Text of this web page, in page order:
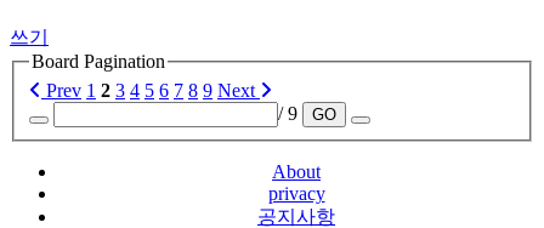
쓰기
Board Pagination
Prev 1 2 3 4 5 6 7 8 9 Next
/ 9
GO
About
privacy
공지사항